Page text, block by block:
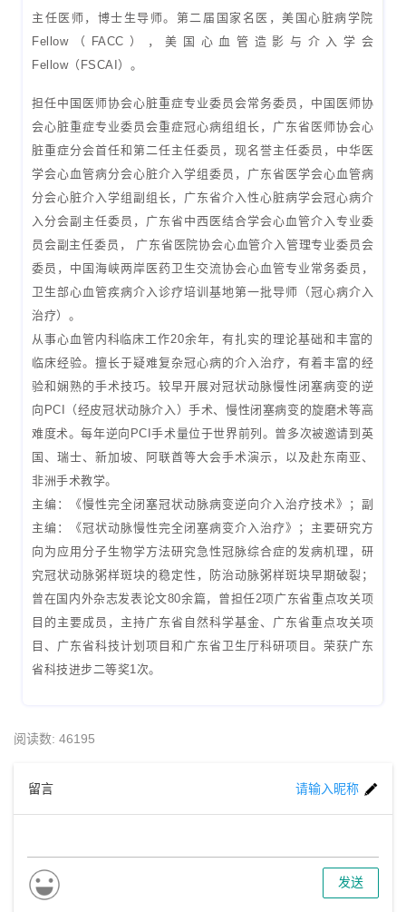
主任医师，博士生导师。第二届国家名医，美国心脏病学院
Fellow（FACC），美国心血管造影与介入学会
Fellow（FSCAI）。
担任中国医师协会心脏重症专业委员会常务委员，中国医师协
会心脏重症专业委员会重症冠心病组组长，广东省医师协会心
脏重症分会首任和第二任主任委员，现名誉主任委员，中华医
学会心血管病分会心脏介入学组委员，广东省医学会心血管病
分会心脏介入学组副组长，广东省介入性心脏病学会冠心病介
入分会副主任委员，广东省中西医结合学会心血管介入专业委
员会副主任委员， 广东省医院协会心血管介入管理专业委员会
委员，中国海峡两岸医药卫生交流协会心血管专业常务委员，
卫生部心血管疾病介入诊疗培训基地第一批导师（冠心病介入
治疗）。
从事心血管内科临床工作20余年，有扎实的理论基础和丰富的
临床经验。擅长于疑难复杂冠心病的介入治疗，有着丰富的经
验和娴熟的手术技巧。较早开展对冠状动脉慢性闭塞病变的逆
向PCI（经皮冠状动脉介入）手术、慢性闭塞病变的旋磨术等高
难度术。每年逆向PCI手术量位于世界前列。曾多次被邀请到英
国、瑞士、新加坡、阿联酋等大会手术演示，以及赴东南亚、
非洲手术教学。
主编：《慢性完全闭塞冠状动脉病变逆向介入治疗技术》；副
主编：《冠状动脉慢性完全闭塞病变介入治疗》；主要研究方
向为应用分子生物学方法研究急性冠脉综合症的发病机理，研
究冠状动脉粥样斑块的稳定性，防治动脉粥样斑块早期破裂；
曾在国内外杂志发表论文80余篇，曾担任2项广东省重点攻关项
目的主要成员，主持广东省自然科学基金、广东省重点攻关项
目、广东省科技计划项目和广东省卫生厅科研项目。荣获广东
省科技进步二等奖1次。
阅读数: 46195
留言 请输入昵称
发送